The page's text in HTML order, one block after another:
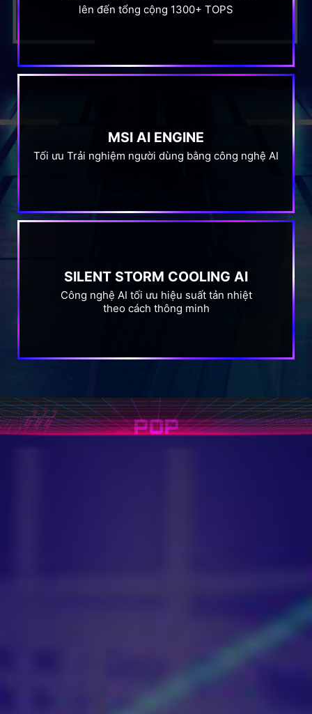
lên đến tổng cộng 1300+ TOPS
MSI AI ENGINE
Tối ưu Trải nghiệm người dùng bằng công nghệ AI
SILENT STORM COOLING AI
Công nghệ AI tối ưu hiệu suất tản nhiệt
theo cách thông minh